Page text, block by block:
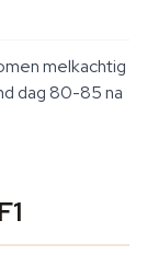
melkachtig
dag 80-85 na